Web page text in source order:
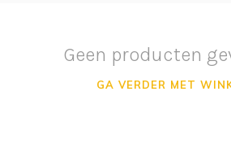
Geen producten
GA VERDER MET